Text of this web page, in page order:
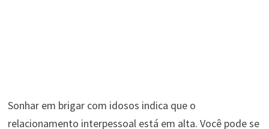
Sonhar em brigar com idosos indica que o
relacionamento interpessoal está em alta. Você pode se